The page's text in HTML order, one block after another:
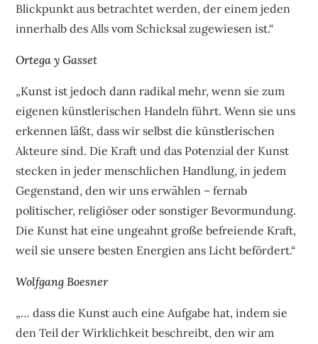
Blickpunkt aus betrachtet werden, der einem jeden
innerhalb des Alls vom Schicksal zugewiesen ist.“
Ortega y Gasset
„Kunst ist jedoch dann radikal mehr, wenn sie zum
eigenen künstlerischen Handeln führt. Wenn sie uns
erkennen läßt, dass wir selbst die künstlerischen
Akteure sind. Die Kraft und das Potenzial der Kunst
stecken in jeder menschlichen Handlung, in jedem
Gegenstand, den wir uns erwählen – fernab
politischer, religiöser oder sonstiger Bevormundung.
Die Kunst hat eine ungeahnt große befreiende Kraft,
weil sie unsere besten Energien ans Licht befördert.“
Wolfgang Boesner
„… dass die Kunst auch eine Aufgabe hat, indem sie
den Teil der Wirklichkeit beschreibt, den wir am